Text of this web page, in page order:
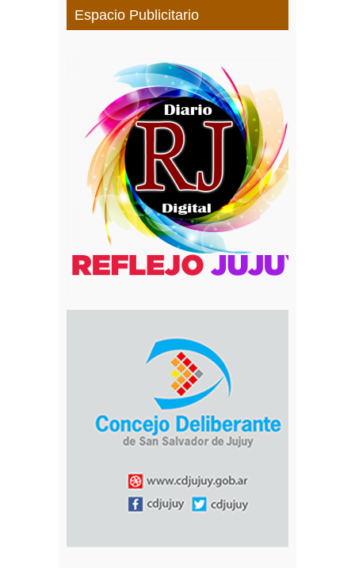
Espacio Publicitario